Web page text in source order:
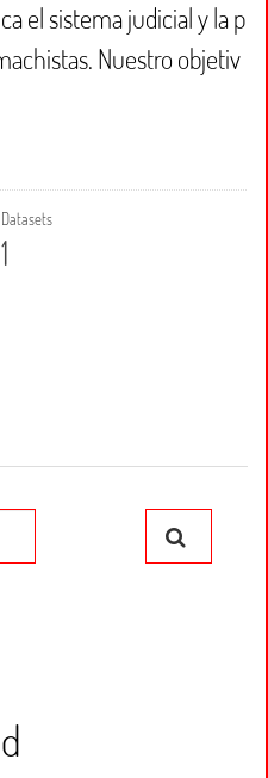
el sistema judicial y la p
Nuestro objetiv
Datasets
1